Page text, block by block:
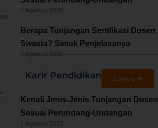
5 Agustus 2026
Berapa Tunjangan Sertifikasi Dosen
Swasta? Simak Penjelasanya
3 Agustus 2026
Karir Pendidikan Lainya ➜
Kenali Jenis-Jenis Tunjangan Dosen
Sesuai Perundang-Undangan
5 Agustus 2026